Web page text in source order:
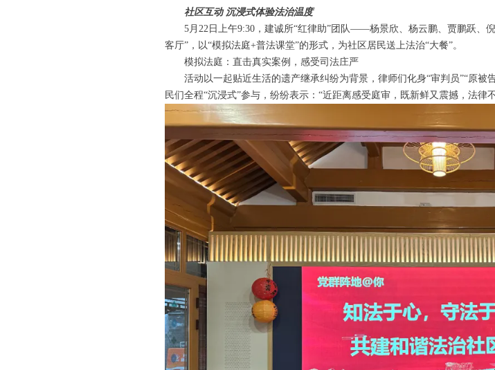
社区互动 沉浸式体验法治温度
5月22日上午9:30，建诚所“红律助”团队——杨景欣、杨云鹏、贾鹏跃、
客厅”，以“模拟法庭+普法课堂”的形式，为社区居民送上法治“大餐”。
模拟法庭：直击真实案例，感受司法庄严
活动以一起贴近生活的遗产继承纠纷为背景，律师们化身“审判员”“原
民们全程“沉浸式”参与，纷纷表示：“近距离感受庭审，既新鲜又震撼，法律